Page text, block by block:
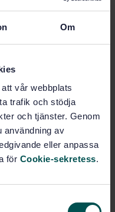
Om
vår webbplats
trafik och stödja
och tjänster. Genom
användning av
eller anpassa
för Cookie-sekretess.
1:2016